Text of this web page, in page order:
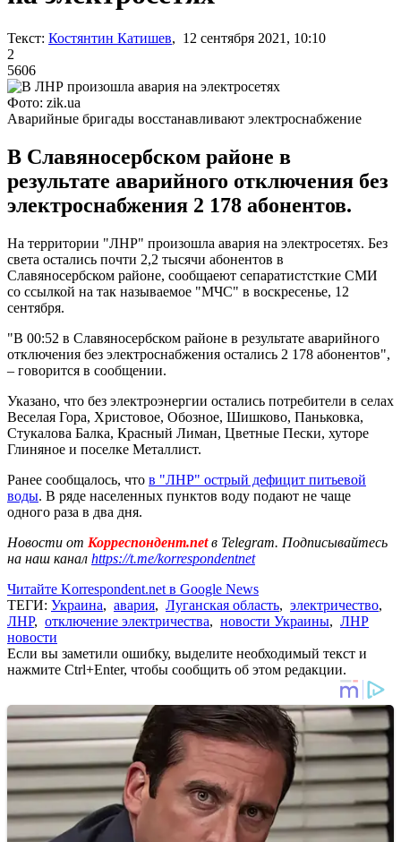
Текст: Костянтин Катишев, 12 сентября 2021, 10:10
2
5606
Фото: zik.ua
Аварийные бригады восстанавливают электроснабжение
В Славяносербском районе в
результате аварийного отключения без
электроснабжения 2 178 абонентов.
На территории "ЛНР" произошла авария на электросетях. Без
света остались почти 2,2 тысячи абонентов в
Славяносербском районе, сообщаеют сепаратистсткие СМИ
со ссылкой на так называемое "МЧС" в воскресенье, 12
сентября.
"В 00:52 в Славяносербском районе в результате аварийного
отключения без электроснабжения остались 2 178 абонентов",
– говорится в сообщении.
Указано, что без электроэнергии остались потребители в селах
Веселая Гора, Христовое, Обозное, Шишково, Паньковка,
Стукалова Балка, Красный Лиман, Цветные Пески, хуторе
Глиняное и поселке Металлист.
Ранее сообщалось, что в "ЛНР" острый дефицит питьевой
воды. В ряде населенных пунктов воду подают не чаще
одного раза в два дня.
Новости от Корреспондент.netв Telegram. Подписывайтесь
на наш канал https://t.me/korrespondentnet
Читайте Korrespondent.net в Google News
ТЕГИ: Украина, авария, Луганская область, электричество,
ЛНР, отключение электричества, новости Украины, ЛНР
новости
Если вы заметили ошибку, выделите необходимый текст и
нажмите Ctrl+Enter, чтобы сообщить об этом редакции.